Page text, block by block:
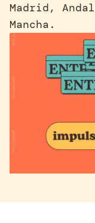
Madrid,
Mancha.